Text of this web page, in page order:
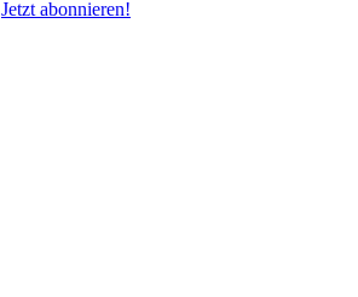
Jetzt abonnieren!